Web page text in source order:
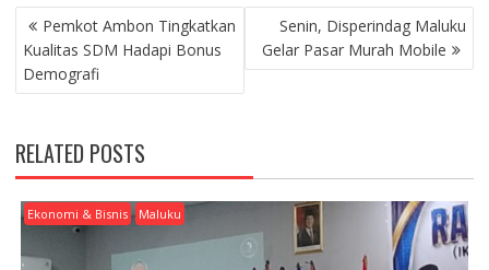
P
O
S
T
A
V
I
G
A
T
Pemkot Ambon Tingkatkan
Kualitas SDM Hadapi Bonus
Demografi
Senin, Disperindag Maluku
Gelar Pasar Murah Mobile
RELATED POSTS
Ekonomi & Bisnis Maluku